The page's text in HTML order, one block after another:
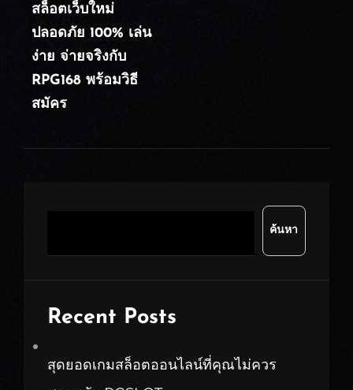
POST
สล็อตเว็บใหม่
ปลอดภัย 100% เล่น
ง่าย จ่ายจริงกับ
RPG168 พร้อมวิธี
สมัคร
ค้นหา
Recent Posts
สุดยอดเกมสล็อตออนไลน์ที่คุณไม่ควร